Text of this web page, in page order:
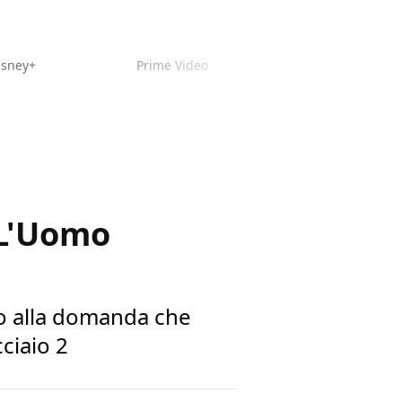
Prime Video
alla domanda che
2